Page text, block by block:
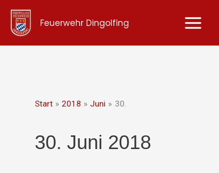
Zum
Inhalt
springen
Feuerwehr Dingolfing
Start 2018 Juni 30.
30. Juni 2018